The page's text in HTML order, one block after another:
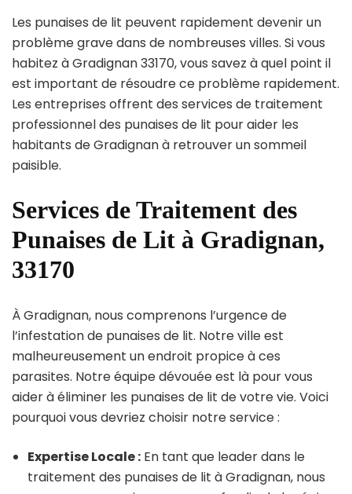
Les punaises de lit peuvent rapidement devenir un
problème grave dans de nombreuses villes. Si vous
habitez à Gradignan 33170, vous savez à quel point il
est important de résoudre ce problème rapidement.
Les entreprises offrent des services de traitement
professionnel des punaises de lit pour aider les
habitants de Gradignan à retrouver un sommeil
paisible.
Services de Traitement des
Punaises de Lit à Gradignan,
33170
À Gradignan, nous comprenons l’urgence de
l’infestation de punaises de lit. Notre ville est
malheureusement un endroit propice à ces
parasites. Notre équipe dévouée est là pour vous
aider à éliminer les punaises de lit de votre vie. Voici
pourquoi vous devriez choisir notre service :
Expertise Locale : En tant que leader dans le
traitement des punaises de lit à Gradignan, nous